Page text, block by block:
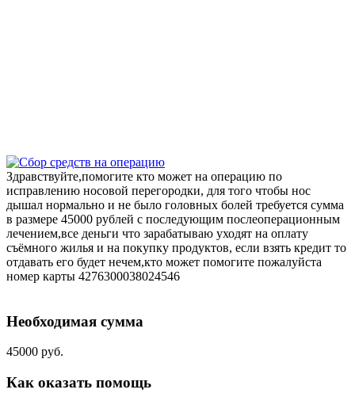
Здравствуйте,помогите кто может на операцию по
исправлению носовой перегородки, для того чтобы нос
дышал нормально и не было головных болей требуется сумма
в размере 45000 рублей с последующим послеоперационным
лечением,все деньги что зарабатываю уходят на оплату
съёмного жилья и на покупку продуктов, если взять кредит то
отдавать его будет нечем,кто может помогите пожалуйста
номер карты 4276300038024546
Необходимая сумма
45000 руб.
Как оказать помощь